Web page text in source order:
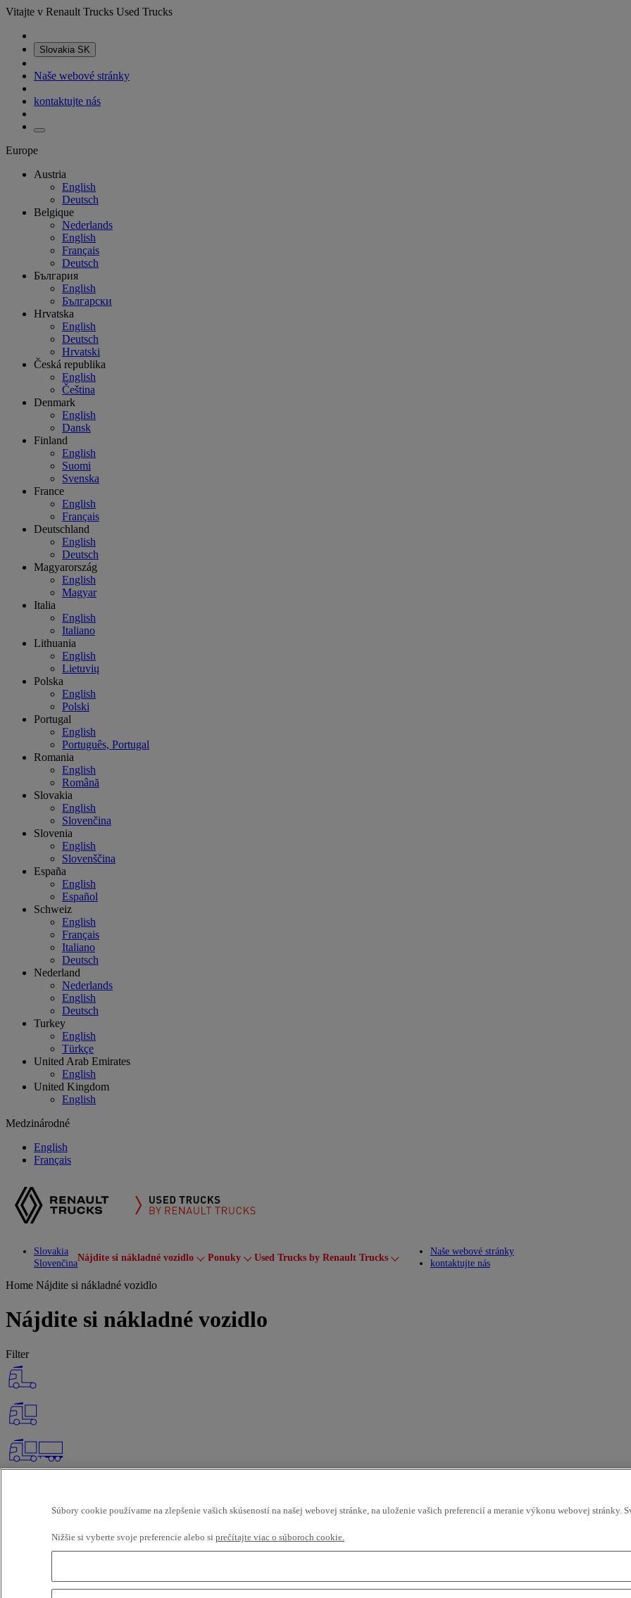
Vitajte v Renault Trucks Used Trucks
Slovakia SK
Naše webové stránky
kontaktujte nás
Europe
Austria
English
Deutsch
Belgique
Nederlands
English
Français
Deutsch
България
English
Български
Hrvatska
English
Deutsch
Hrvatski
Česká republika
English
Čeština
Denmark
English
Dansk
Finland
English
Suomi
Svenska
France
English
Français
Deutschland
English
Deutsch
Magyarország
English
Magyar
Italia
English
Italiano
Lithuania
English
Lietuvių
Polska
English
Polski
Portugal
English
Português, Portugal
Romania
English
Română
Slovakia
English
Slovenčina
Slovenia
English
Slovenščina
España
English
Español
Schweiz
English
Français
Italiano
Deutsch
Nederland
Nederlands
English
Deutsch
Turkey
English
Türkçe
United Arab Emirates
English
United Kingdom
English
Medzinárodné
English
Français
Slovakia
Slovenčina
Nájdite si nákladné vozidlo Toggle submenu
Ponuky Toggle submenu
Used Trucks by Renault Trucks Toggle submenu
Naše webové stránky
kontaktujte nás
Home Nájdite si nákladné vozidlo
Nájdite si nákladné vozidlo
Filter
Súbory cookie používame na zlepšenie vašich skúseností na našej webovej stránke, na uloženie vašich preferencií a meranie výkonu webovej
Nižšie si vyberte svoje preferencie alebo si prečítajte viac o súboroch cookie.